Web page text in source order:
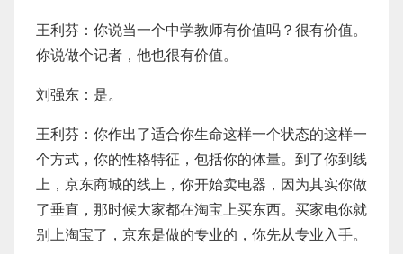
王利芬：你说当一个中学教师有价值吗？很有价值。
你说做个记者，他也很有价值。
刘强东：是。
王利芬：你作出了适合你生命这样一个状态的这样一
个方式，你的性格特征，包括你的体量。到了你到线
上，京东商城的线上，你开始卖电器，因为其实你做
了垂直，那时候大家都在淘宝上买东西。买家电你就
别上淘宝了，京东是做的专业的，你先从专业入手。